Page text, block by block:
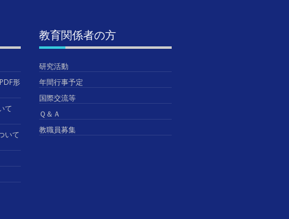
形
て
いて
教育関係者の方
研究活動
年間行事予定
国際交流等
Ｑ＆Ａ
教職員募集